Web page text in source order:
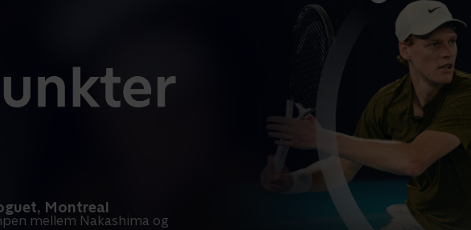
Montreal
mellem Nakashima og